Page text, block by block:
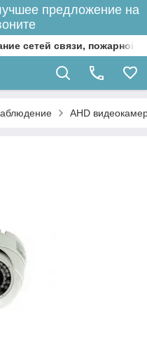
предложение на
сетей связи, пожарной
AHD